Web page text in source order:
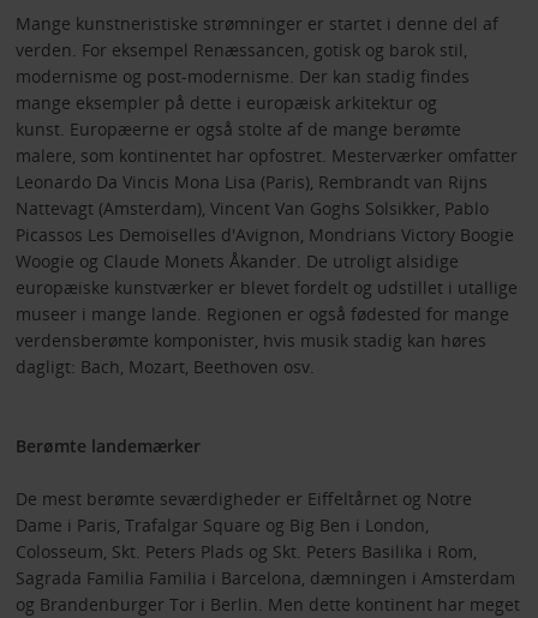
Mange kunstneristiske strømninger er startet i denne del af
verden. For eksempel Renæssancen, gotisk og barok stil,
modernisme og post-modernisme. Der kan stadig findes
mange eksempler på dette i europæisk arkitektur og
kunst. Europæerne er også stolte af de mange berømte
malere, som kontinentet har opfostret. Mesterværker omfatter
Leonardo Da Vincis Mona Lisa (Paris), Rembrandt van Rijns
Nattevagt (Amsterdam), Vincent Van Goghs Solsikker, Pablo
Picassos Les Demoiselles d'Avignon, Mondrians Victory Boogie
Woogie og Claude Monets Åkander. De utroligt alsidige
europæiske kunstværker er blevet fordelt og udstillet i utallige
museer i mange lande. Regionen er også fødested for mange
verdensberømte komponister, hvis musik stadig kan høres
dagligt: Bach, Mozart, Beethoven osv.
Berømte landemærker
De mest berømte seværdigheder er Eiffeltårnet og Notre
Dame i Paris, Trafalgar Square og Big Ben i London,
Colosseum, Skt. Peters Plads og Skt. Peters Basilika i Rom,
Sagrada Familia Familia i Barcelona, dæmningen i Amsterdam
og Brandenburger Tor i Berlin. Men dette kontinent har meget